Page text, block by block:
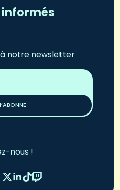
informés
notre newsletter
nous !